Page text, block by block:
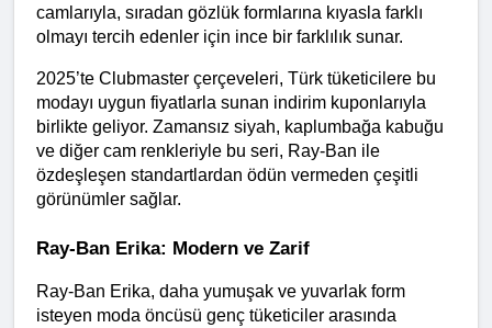
camlarıyla, sıradan gözlük formlarına kıyasla farklı
olmayı tercih edenler için ince bir farklılık sunar.
2025’te Clubmaster çerçeveleri, Türk tüketicilere bu
modayı uygun fiyatlarla sunan indirim kuponlarıyla
birlikte geliyor. Zamansız siyah, kaplumbağa kabuğu
ve diğer cam renkleriyle bu seri, Ray-Ban ile
özdeşleşen standartlardan ödün vermeden çeşitli
görünümler sağlar.
Ray-Ban Erika: Modern ve Zarif
Ray-Ban Erika, daha yumuşak ve yuvarlak form
isteyen moda öncüsü genç tüketiciler arasında